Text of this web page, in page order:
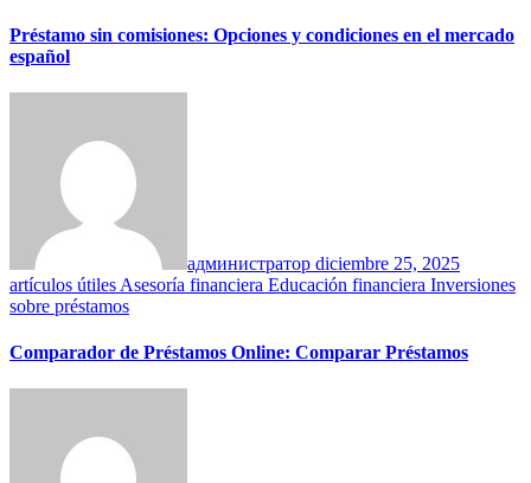
Préstamo sin comisiones: Opciones y condiciones en el mercado
español
администратор diciembre 25, 2025
artículos útiles Asesoría financiera Educación financiera Inversiones
sobre préstamos
Comparador de Préstamos Online: Comparar Préstamos